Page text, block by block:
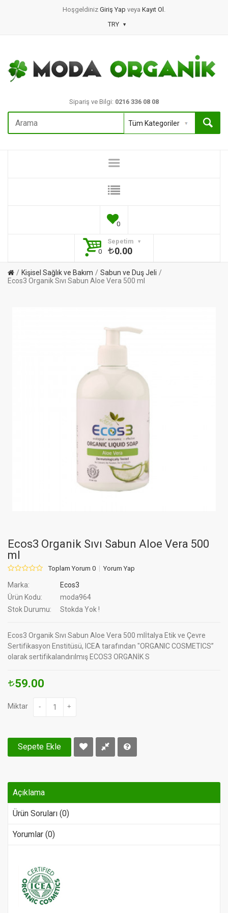
Hoşgeldiniz Giriş Yap veya Kayıt Ol .
TRY
Sipariş ve Bilgi: 0216 336 08 08
0
Sepetim
0
0.00
Kişisel Sağlık ve Bakım
Sabun ve Duş Jeli
Ecos3 Organik Sıvı Sabun Aloe Vera 500 ml
Ecos3 Organik Sıvı Sabun Aloe Vera 500
ml
Toplam Yorum 0 Yorum Yap
Marka:
Ecos3
Ürün Kodu:
moda964
Stok Durumu:
Stokda Yok !
Ecos3 Organik Sıvı Sabun Aloe Vera 500 mlİtalya Etik ve Çevre
Sertifikasyon Enstitüsü, ICEA tarafından "ORGANIC COSMETICS”
olarak sertifikalandırılmış ECOS3 ORGANİK S
59.00
Miktar - +
Sepete Ekle
Açıklama
Ürün Soruları (0)
Yorumlar (0)